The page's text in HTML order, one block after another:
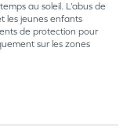
au soleil. L’abus de
les jeunes enfants
de protection pour
sur les zones